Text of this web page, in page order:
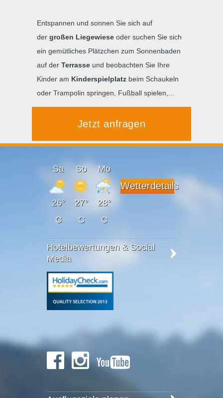
Entspannen und sonnen Sie sich auf
der großen Liegewieseoder suchen Sie sich
ein gemütliches Plätzchen zum Sonnenbaden
auf der Terrasseund beobachten Sie Ihre
Kinder am Kinderspielplatzbeim Schaukeln
oder Trampolin springen, Fußball spielen,...
Jetzt anfragen
Sa
26°
C
So
27°
C
Mo
28°
C
Wetterdetails
Hotelbewertungen & Social
Media